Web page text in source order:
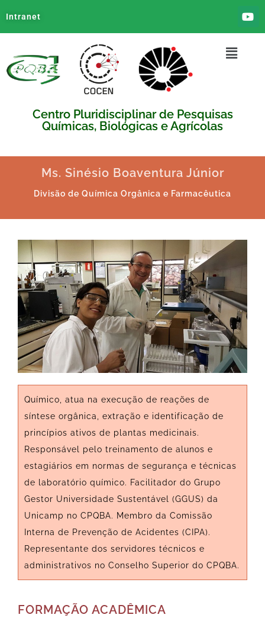
Intranet
Centro Pluridisciplinar de Pesquisas
Químicas, Biológicas e Agrícolas
Ms. Sinésio Boaventura Júnior
Divisão de Química Orgânica e Farmacêutica
Químico, atua na execução de reações de
síntese orgânica, extração e identificação de
princípios ativos de plantas medicinais.
Responsável pelo treinamento de alunos e
estagiários em normas de segurança e técnicas
de laboratório químico. Facilitador do Grupo
Gestor Universidade Sustentável (GGUS) da
Unicamp no CPQBA. Membro da Comissão
Interna de Prevenção de Acidentes (CIPA).
Representante dos servidores técnicos e
administrativos no Conselho Superior do CPQBA.
FORMAÇÃO ACADÊMICA